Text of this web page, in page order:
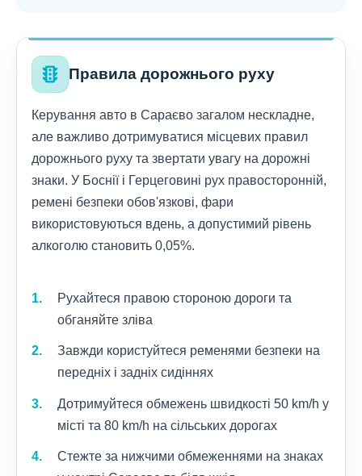
traffic Правила дорожнього руху
Керування авто в Сараєво загалом нескладне,
але важливо дотримуватися місцевих правил
дорожнього руху та звертати увагу на дорожні
знаки. У Боснії і Герцеговині рух правосторонній,
ремені безпеки обов'язкові, фари
використовуються вдень, а допустимий рівень
алкоголю становить 0,05%.
Рухайтеся правою стороною дороги та
обганяйте зліва
Завжди користуйтеся ременями безпеки на
передніх і задніх сидіннях
Дотримуйтеся обмежень швидкості 50 km/h у
місті та 80 km/h на сільських дорогах
Стежте за нижчими обмеженнями на знаках